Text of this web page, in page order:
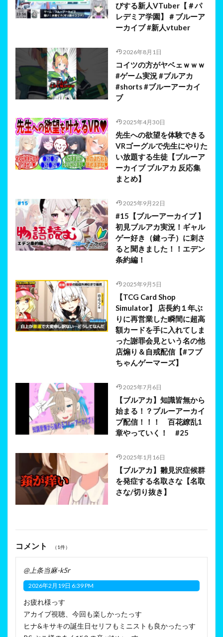
びする新人VTuber【＃パ
レデミア学園】＃ブルーア
ーカイブ #新人vtuber
2026年8月1日
コイツの方がヤベェｗｗｗ
#ゲーム実況 #ブルアカ
#shorts #ブルーアーカイ
ブ
2025年4月30日
先生への欲望を体験できる
VRゴーグルで先生にやりた
い放題する生徒【ブルーア
ーカイブ ブルアカ 反応集
まとめ】
2025年9月22日
#15【ブルーアーカイブ 】
初見ブルアカ実況！ギャル
ゲー好き（鍵っ子）に刺さ
ると聞きました！！エデン
条約編！
2025年9月5日
【TCG Card Shop
Simulator】 店長約１年ぶ
りに再営業した瞬間に超高
額カードを手に入れてしま
った謝罪会見という名の他
店煽り＆自戒配信【#フブ
ちゃんゲーマーズ】
2025年7月6日
【ブルアカ】知識皆無から
始まる！？ブルーアーカイ
ブ配信！！！ 百花繚乱1
章やっていく！ #25
2025年1月16日
【ブルアカ】雛見沢症候群
を発症する名取さな【名取
さな/切り抜き】
コメント （1件）
@上条当麻-k5r
2026年2月19日 6:39 PM
お疲れ様っす
アカイブ視聴、今回も楽しかったっす
ヒナ&キサキの誕生日セリフもミニストも良かったっす